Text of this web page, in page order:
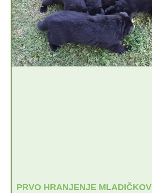
PRVO HRANJENJE MLADIČKOV